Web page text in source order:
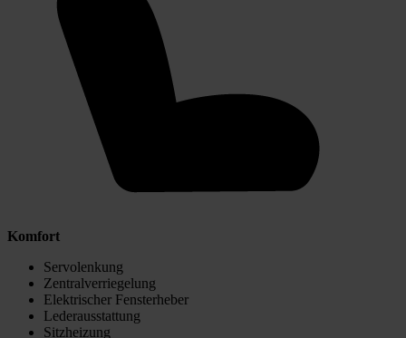
Komfort
Servolenkung
Zentralverriegelung
Elektrischer Fensterheber
Lederausstattung
Sitzheizung